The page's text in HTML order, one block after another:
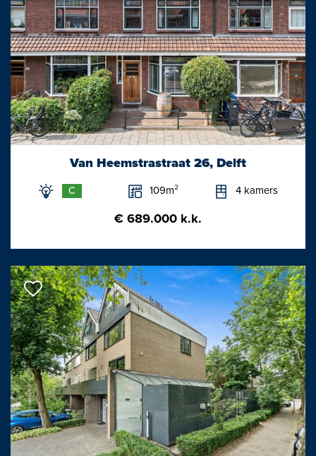
dubbele deuren naar de ruime, bijzonder lichte woonkamer. Het
plafond is maar liefst 3.20 meter hoog waardoor de woonkamer
een schitterende ruimte is met openslaande deuren aan de
achterzijde richting de stadstuin.
Vaste kast onder de trap. Vanuit de woonkamer is er toegang
tot de achtergelegen half open, stijlvolle keuken.
Deze is uitgevoerd met een natuurstenen werkblad. Er is ook
vanuit de keuken toegang tot de stadstuin.
een achterom en praktische berging.
de 1e etage; ruime overloop voorzien van toilet met marmeren
wanden en fonteintje, royale (ouder)slaapkamer aan de
voorzijde; nette badkamer voorzien van een ligbad, wastafel en
douche met 2 (duo) douchekoppen; Slaapkamer aan de
achterzijde.
De plafonds op deze etage zijn net als op de begane grond
maar liefst 3.20 meer hoog.
Tweede etage:
Van Heemstrastraat 26, Delft
C 109m² 4 kamers
€ 689.000 k.k.